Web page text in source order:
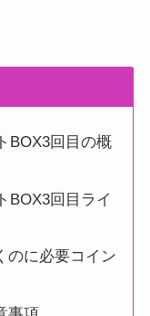
BOX3回目の概
BOX3回目ライ
のに必要コイン